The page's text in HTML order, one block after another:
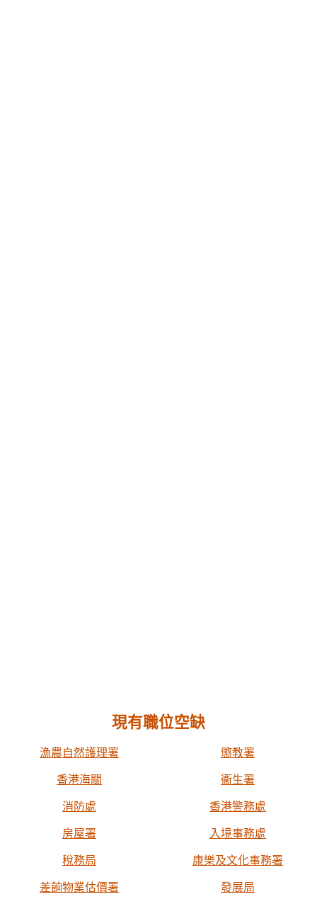
現有職位空缺
漁農自然護理署 懲教署
香港海關 衞生署
消防處 香港警務處
房屋署 入境事務處
稅務局 康樂及文化事務署
差餉物業估價署 發展局